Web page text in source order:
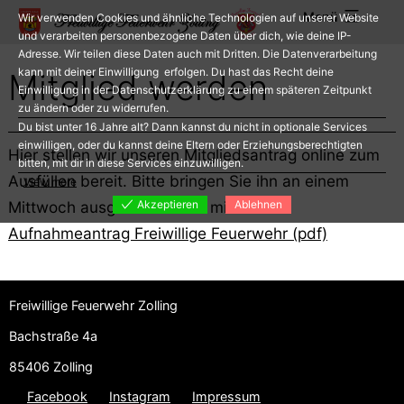
Zum
Inhalt
springen
Menü
Mitglied werden
Hier stellen wir unseren Mitgliedsantrag online zum
Ausfüllen bereit. Bitte bringen Sie ihn an einem
Mittwoch ausgefüllt wieder mit.
Aufnahmeantrag Freiwillige Feuerwehr (pdf)
Freiwillige Feuerwehr Zolling
Bachstraße 4a
85406 Zolling
Facebook
Instagram
Impressum
Wir verwenden Cookies und ähnliche Technologien auf unserer Website
und verarbeiten personenbezogene Daten über dich, wie deine IP-
Adresse. Wir teilen diese Daten auch mit Dritten. Die Datenverarbeitung
kann mit deiner Einwilligung erfolgen. Du hast das Recht deine
Einwilligung in der Datenschutzerklärung zu einem späteren Zeitpunkt
zu ändern oder zu widerrufen.
Du bist unter 16 Jahre alt? Dann kannst du nicht in optionale Services
einwilligen, oder du kannst deine Eltern oder Erziehungsberechtigten
bitten, mit dir in diese Services einzuwilligen.
View more
Akzeptieren
Ablehnen